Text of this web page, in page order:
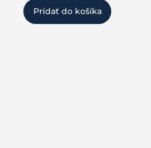
Pridať do košíka